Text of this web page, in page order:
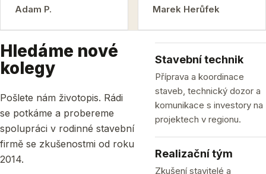
Adam P. Marek Herůfek
Hledáme nové
kolegy
Pošlete nám životopis. Rádi
se potkáme a probereme
spolupráci v rodinné stavební
firmě se zkušenostmi od roku
2014.
Stavební technik
Příprava a koordinace
staveb, technický dozor a
komunikace s investory na
projektech v regionu.
Realizační tým
Zkušení stavitelé a